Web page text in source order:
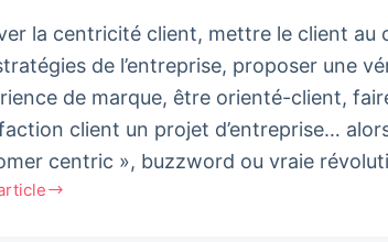
la centricité client, mettre le client au
de l’entreprise, proposer une
de marque, être orienté-client,
client un projet d’entreprise…
centric », buzzword ou vraie